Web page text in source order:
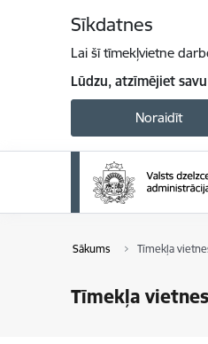
Sīkdatnes
Lai šī tīmekļvietne
Lūdzu, atzīmējiet
Noraidīt
Sākums Tīmekļa
Tīmekļa